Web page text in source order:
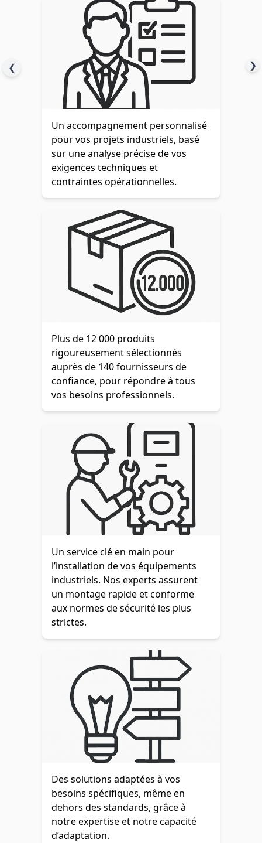
❮ ❯
Un accompagnement personnalisé
pour vos projets industriels, basé
sur une analyse précise de vos
exigences techniques et
contraintes opérationnelles.
Plus de 12 000 produits
rigoureusement sélectionnés
auprès de 140 fournisseurs de
confiance, pour répondre à tous
vos besoins professionnels.
Un service clé en main pour
l’installation de vos équipements
industriels. Nos experts assurent
un montage rapide et conforme
aux normes de sécurité les plus
strictes.
Des solutions adaptées à vos
besoins spécifiques, même en
dehors des standards, grâce à
notre expertise et notre capacité
d’adaptation.